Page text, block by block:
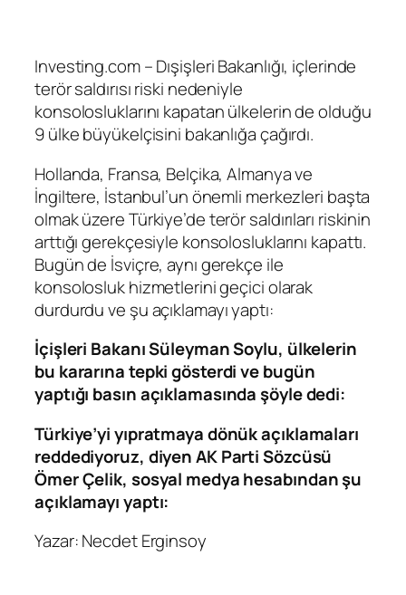
Investing.com – Dışişleri Bakanlığı, içlerinde
terör saldırısı riski nedeniyle
konsolosluklarını kapatan ülkelerin de olduğu
9 ülke büyükelçisini bakanlığa çağırdı.
Hollanda, Fransa, Belçika, Almanya ve
İngiltere, İstanbul’un önemli merkezleri başta
olmak üzere Türkiye’de terör saldırıları riskinin
arttığı gerekçesiyle konsolosluklarını kapattı.
Bugün de İsviçre, aynı gerekçe ile
konsolosluk hizmetlerini geçici olarak
durdurdu ve şu açıklamayı yaptı:
İçişleri Bakanı Süleyman Soylu, ülkelerin
bu kararına tepki gösterdi ve bugün
yaptığı basın açıklamasında şöyle dedi:
Türkiye’yi yıpratmaya dönük açıklamaları
reddediyoruz, diyen AK Parti Sözcüsü
Ömer Çelik, sosyal medya hesabından şu
açıklamayı yaptı:
Yazar: Necdet Erginsoy